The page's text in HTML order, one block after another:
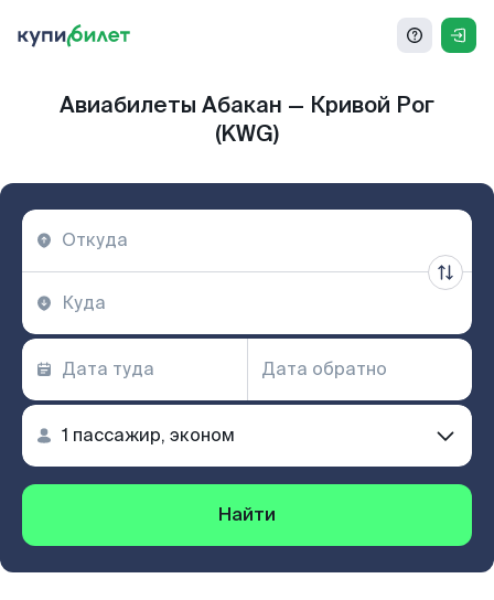
Авиабилеты Абакан — Кривой Рог
(KWG)
Найти